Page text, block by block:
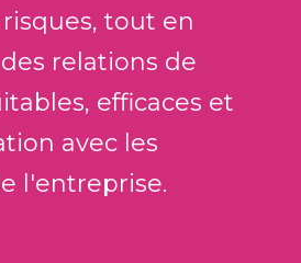
tout en
relations de
efficaces et
avec les
l'entreprise.